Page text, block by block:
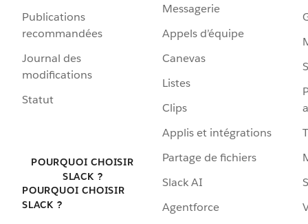
Publications
recommandées
Journal des
modifications
Statut
POURQUOI CHOISIR
SLACK ?
POURQUOI CHOISIR
SLACK ?
Messagerie
Appels d’équipe
Canevas
Listes
Clips
Applis et intégrations
Partage de fichiers
Slack AI
Agentforce